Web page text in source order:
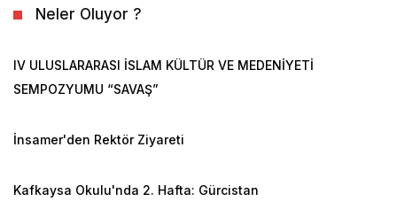
Neler Oluyor ?
IV ULUSLARARASI İSLAM KÜLTÜR VE MEDENİYETİ
SEMPOZYUMU “SAVAŞ”
İnsamer'den Rektör Ziyareti
Kafkaysa Okulu'nda 2. Hafta: Gürcistan